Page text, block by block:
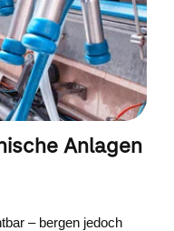
Anlagen
– bergen jedoch